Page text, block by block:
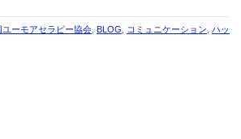
ユーモアセラピー協会 BLOG コミュニケーション ハッ